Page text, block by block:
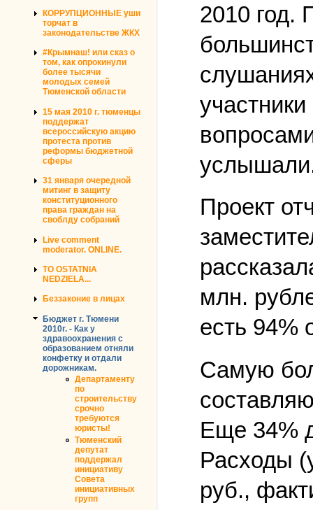
КОРРУПЦИОННЫЕ уши
торчат в
законодательстве ЖКХ
#Крымнаш! или сказ о
том, как опрокинули
более тысячи
молодых семей
Тюменской области
15 мая 2010 г. тюменцы
поддержат
всероссийскую акцию
протеста против
реформы бюджетной
сферы
31 января очередной
митинг в защиту
конституционного
права граждан на
своблду собраний
Live comment
moderator. ONLINE.
TO OSTATNIA
NEDZIELA...
Беззаконие в лицах
Бюджет г. Тюмени
2010г. - Как у
здравоохранения с
образованием отняли
конфетку и отдали
дорожникам.
Департаменту
по
строительству
срочно
требуются
юристы!
Тюменский
депутат
поддержал
инициативу
Совета
инициативных
групп
2010 год.
Проект
млн.
есть 94%
Самую
Еще 34%
Расходы
руб.,